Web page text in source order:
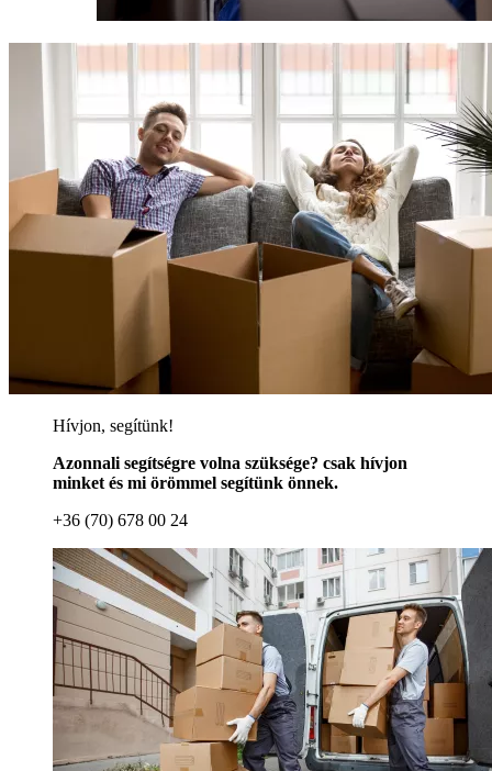
Hívjon, segítünk!
Azonnali segítségre volna szüksége? csak hívjon
minket és mi örömmel segítünk önnek.
+36 (70) 678 00 24